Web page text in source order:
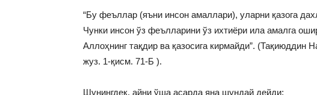
“Бу феъллар (яъни инсон амаллари), уларни қазога
Чунки инсон ўз феълларини ўз ихтиёри ила амалга
Аллоҳнинг тақдир ва қазосига кирмайди”. (Тақиюддин
жуз. 1-қисм. 71-Б ).
Шунингдек, айни ўша асарда яна шундай дейди: